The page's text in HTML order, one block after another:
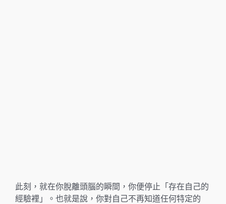
此刻，就在你脫離頭腦的瞬間，你便停止「存在自己的
經驗裡」。也就是說，你對自己不再知道任何特定的